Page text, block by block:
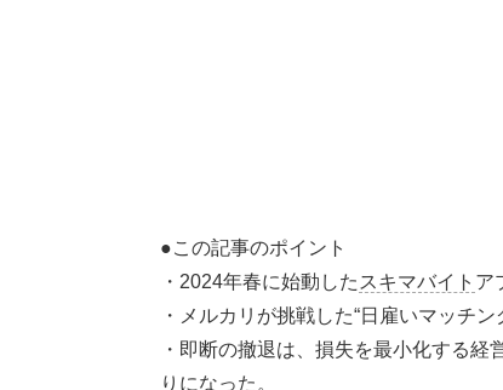
●この記事のポイント
・2024年春に始動したスキマバイト ア
・メルカリが挑戦した“日雇いマッチン
・即断の撤退は、損失を最小化する
りになった。